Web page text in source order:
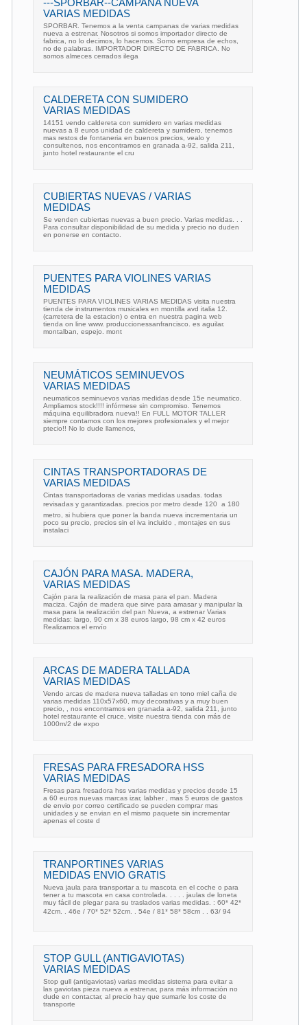
---SPORBAR--CAMPANA NUEVA
VARIAS MEDIDAS
SPORBAR. Tenemos a la venta campanas de varias medidas
nueva a estrenar. Nosotros si somos importador directo de
fabrica, no lo decimos, lo hacemos. Somo empresa de echos,
no de palabras. IMPORTADOR DIRECTO DE FABRICA. No
somos almeces cerrados ilega
CALDERETA CON SUMIDERO
VARIAS MEDIDAS
14151 vendo caldereta con sumidero en varias medidas
nuevas a 8 euros unidad de caldereta y sumidero, tenemos
mas restos de fontaneria en buenos precios, vealo y
consultenos, nos encontramos en granada a-92, salida 211,
junto hotel restaurante el cru
CUBIERTAS NUEVAS / VARIAS
MEDIDAS
Se venden cubiertas nuevas a buen precio. Varias medidas. . .
Para consultar disponibilidad de su medida y precio no duden
en ponerse en contacto.
PUENTES PARA VIOLINES VARIAS
MEDIDAS
PUENTES PARA VIOLINES VARIAS MEDIDAS visita nuestra
tienda de instrumentos musicales en montilla avd italia 12.
(carretera de la estacion) o entra en nuestra pagina web
tienda on line www. produccionessanfrancisco. es aguilar.
montalban, espejo. mont
NEUMÁTICOS SEMINUEVOS
VARIAS MEDIDAS
neumaticos seminuevos varias medidas desde 15e neumatico.
Ampliamos stock!!!! infórmese sin compromiso. Tenemos
máquina equilibradora nueva!! En FULL MOTOR TALLER
siempre contamos con los mejores profesionales y el mejor
ptecio!! No lo dude llamenos,
CINTAS TRANSPORTADORAS DE
VARIAS MEDIDAS
Cintas transportadoras de varias medidas usadas. todas
revisadas y garantizadas. precios por metro desde 120  a 180 
metro, si hubiera que poner la banda nueva incrementaria un
poco su precio, precios sin el iva incluido , montajes en sus
instalaci
CAJÓN PARA MASA. MADERA,
VARIAS MEDIDAS
Cajón para la realización de masa para el pan. Madera
maciza. Cajón de madera que sirve para amasar y manipular la
masa para la realización del pan Nueva, a estrenar Varias
medidas: largo, 90 cm x 38 euros largo, 98 cm x 42 euros
Realizamos el envío
ARCAS DE MADERA TALLADA
VARIAS MEDIDAS
Vendo arcas de madera nueva talladas en tono miel caña de
varias medidas 110x57x60, muy decorativas y a muy buen
precio, , nos encontramos en granada a-92, salida 211, junto
hotel restaurante el cruce, visite nuestra tienda con más de
1000m/2 de expo
FRESAS PARA FRESADORA HSS
VARIAS MEDIDAS
Fresas para fresadora hss varias medidas y precios desde 15
a 60 euros nuevas marcas izar, labher , mas 5 euros de gastos
de envio por correo certificado se pueden comprar mas
unidades y se envian en el mismo paquete sin incrementar
apenas el coste d
TRANPORTINES VARIAS
MEDIDAS ENVIO GRATIS
Nueva jaula para transportar a tu mascota en el coche o para
tener a tu mascota en casa controlada. . . . . jaulas de loneta
muy fácil de plegar para su traslados varias medidas. : 60* 42*
42cm. . 46e / 70* 52* 52cm. . 54e / 81* 58* 58cm . . 63/ 94
STOP GULL (ANTIGAVIOTAS)
VARIAS MEDIDAS
Stop gull (antigaviotas) varias medidas sistema para evitar a
las gaviotas pieza nueva a estrenar, para más información no
dude en contactar, al precio hay que sumarle los coste de
transporte